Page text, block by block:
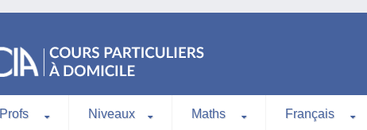
Profs Niveaux Maths Français